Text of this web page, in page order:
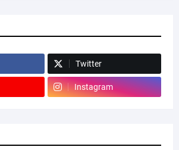
Twitter
Instagram